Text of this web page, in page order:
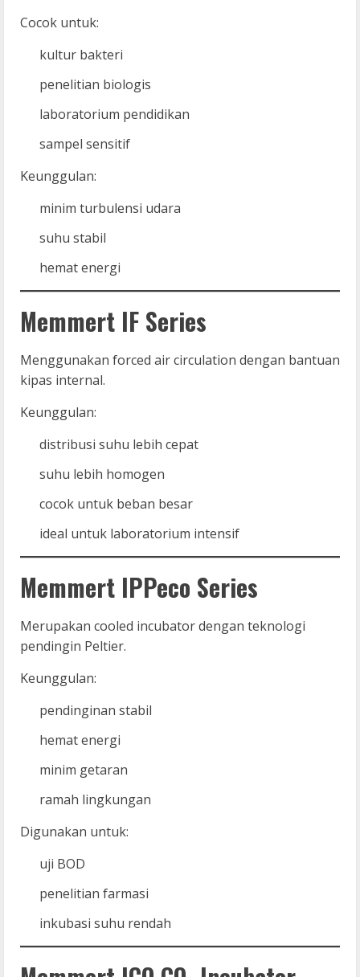
Cocok untuk:
kultur bakteri
penelitian biologis
laboratorium pendidikan
sampel sensitif
Keunggulan:
minim turbulensi udara
suhu stabil
hemat energi
Memmert IF Series
Menggunakan forced air circulation dengan bantuan
kipas internal.
Keunggulan:
distribusi suhu lebih cepat
suhu lebih homogen
cocok untuk beban besar
ideal untuk laboratorium intensif
Memmert IPPeco Series
Merupakan cooled incubator dengan teknologi
pendingin Peltier.
Keunggulan:
pendinginan stabil
hemat energi
minim getaran
ramah lingkungan
Digunakan untuk:
uji BOD
penelitian farmasi
inkubasi suhu rendah